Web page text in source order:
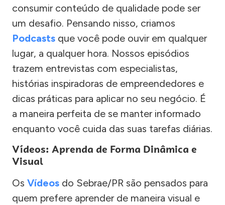
consumir conteúdo de qualidade pode ser
um desafio. Pensando nisso, criamos
Podcasts que você pode ouvir em qualquer
lugar, a qualquer hora. Nossos episódios
trazem entrevistas com especialistas,
histórias inspiradoras de empreendedores e
dicas práticas para aplicar no seu negócio. É
a maneira perfeita de se manter informado
enquanto você cuida das suas tarefas diárias.
Vídeos: Aprenda de Forma Dinâmica e
Visual
Os Vídeos do Sebrae/PR são pensados para
quem prefere aprender de maneira visual e